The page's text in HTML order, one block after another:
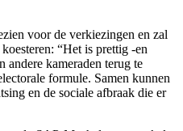
voor de verkiezingen en zal
“Het is prettig -en
andere kameraden terug te
formule. Samen kunnen
en de sociale afbraak die er